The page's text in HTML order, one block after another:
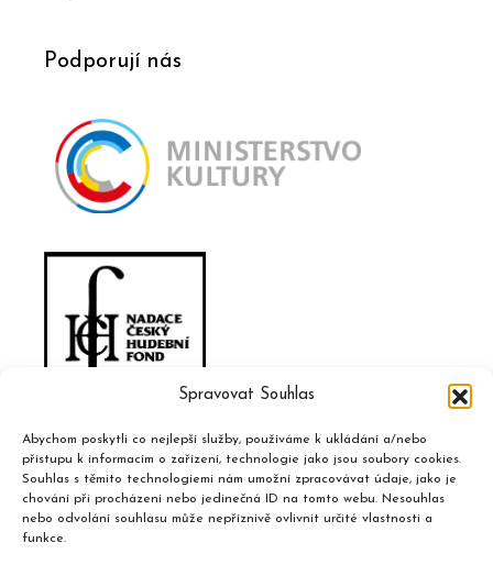
Spravovat Souhlas
Abychom poskytli co nejlepší služby, používáme k ukládání a/nebo
přístupu k informacím o zařízení, technologie jako jsou soubory cookies.
Souhlas s těmito technologiemi nám umožní zpracovávat údaje, jako je
chování při procházení nebo jedinečná ID na tomto webu. Nesouhlas
nebo odvolání souhlasu může nepříznivě ovlivnit určité vlastnosti a
funkce.
Podporují nás